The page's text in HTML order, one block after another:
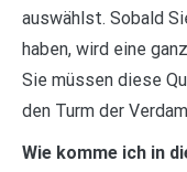
auswählst. Sobald
haben, wird eine
Sie müssen diese
den Turm der
Wie komme ich in